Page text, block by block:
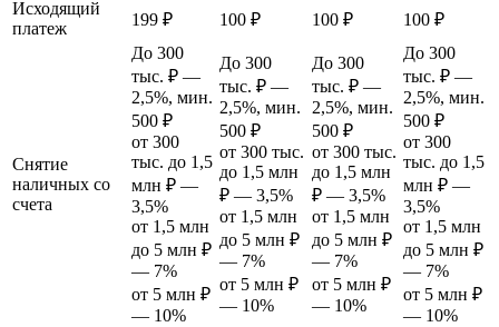
Исходящий
платеж
199 ₽ 100 ₽ 100 ₽ 100 ₽
Снятие
наличных со
счета
До 300
тыс. ₽ —
2,5%, мин.
500 ₽
от 300
тыс. до 1,5
млн ₽ —
3,5%
от 1,5 млн
до 5 млн ₽
— 7%
от 5 млн ₽
— 10%
До 300
тыс. ₽ —
2,5%, мин.
500 ₽
от 300 тыс.
до 1,5 млн
₽ — 3,5%
от 1,5 млн
до 5 млн ₽
— 7%
от 5 млн ₽
— 10%
До 300
тыс. ₽ —
2,5%, мин.
500 ₽
от 300 тыс.
до 1,5 млн
₽ — 3,5%
от 1,5 млн
до 5 млн ₽
— 7%
от 5 млн ₽
— 10%
До 300
тыс. ₽ —
2,5%, мин.
500 ₽
от 300
тыс. до 1,5
млн ₽ —
3,5%
от 1,5 млн
до 5 млн ₽
— 7%
от 5 млн ₽
— 10%